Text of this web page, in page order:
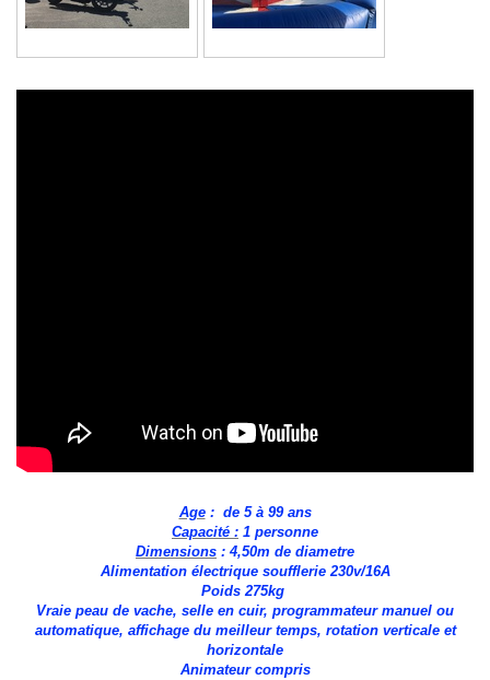
Age : de 5 à 99 ans
Capacité : 1 personne
Dimensions : 4,50m de diametre
Alimentation électrique soufflerie 230v/16A
Poids 275kg
Vraie peau de vache, selle en cuir, programmateur manuel ou
automatique, affichage du meilleur temps, rotation verticale et
horizontale
Animateur compris